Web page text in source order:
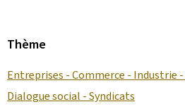
Thème
Entreprises - Commerce - Industrie
Dialogue social - Syndicats